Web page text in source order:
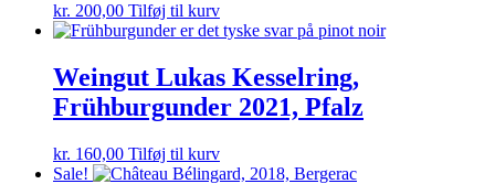
kr. 200,00 Tilføj til kurv
Weingut Lukas Kesselring,
Frühburgunder 2021, Pfalz
kr. 160,00 Tilføj til kurv
Sale!